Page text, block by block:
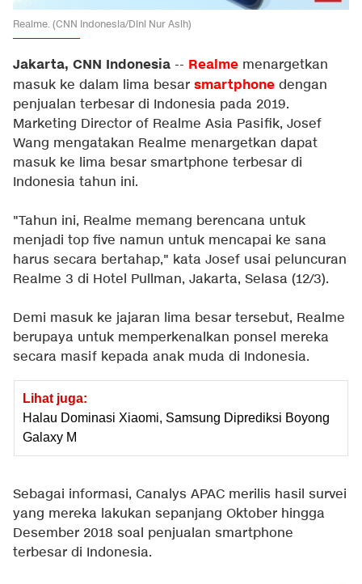
Realme. (CNN Indonesia/Dini Nur Asih)
Jakarta, CNN Indonesia -- Realme menargetkan
masuk ke dalam lima besar smartphone dengan
penjualan terbesar di Indonesia pada 2019.
Marketing Director of Realme Asia Pasifik, Josef
Wang mengatakan Realme menargetkan dapat
masuk ke lima besar smartphone terbesar di
Indonesia tahun ini.
"Tahun ini, Realme memang berencana untuk
menjadi top five namun untuk mencapai ke sana
harus secara bertahap," kata Josef usai peluncuran
Realme 3 di Hotel Pullman, Jakarta, Selasa (12/3).
Demi masuk ke jajaran lima besar tersebut, Realme
berupaya untuk memperkenalkan ponsel mereka
secara masif kepada anak muda di Indonesia.
Lihat juga:
Halau Dominasi Xiaomi, Samsung Diprediksi Boyong
Galaxy M
Sebagai informasi, Canalys APAC merilis hasil survei
yang mereka lakukan sepanjang Oktober hingga
Desember 2018 soal penjualan smartphone
terbesar di Indonesia.